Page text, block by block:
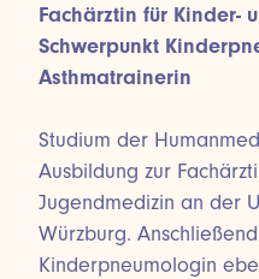
Fachärztin für Kinder-
Schwerpunkt
Asthmatrainerin
Studium der
Ausbildung zur
Jugendmedizin an der
Würzburg.
Kinderpneumologin